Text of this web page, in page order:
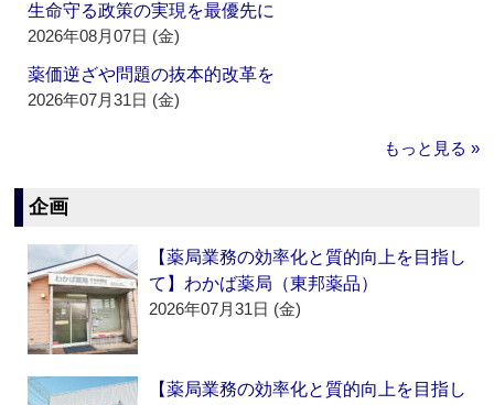
生命守る政策の実現を最優先に
2026年08月07日 (金)
薬価逆ざや問題の抜本的改革を
2026年07月31日 (金)
もっと見る »
企画
【薬局業務の効率化と質的向上を目指し
て】わかば薬局（東邦薬品）
2026年07月31日 (金)
【薬局業務の効率化と質的向上を目指し